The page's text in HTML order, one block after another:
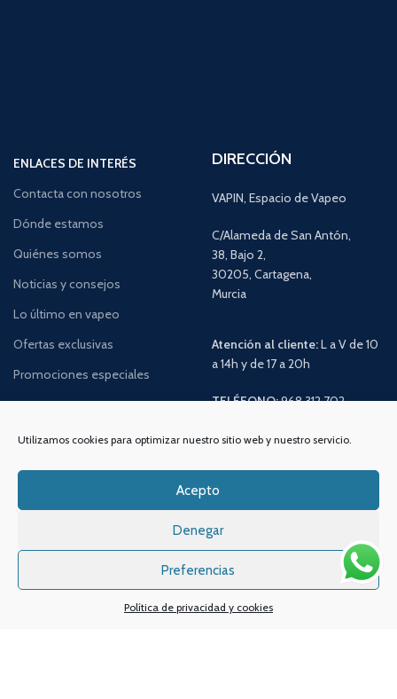
Utilizamos cookies para optimizar nuestro sitio web y nuestro servicio.
Acepto
Denegar
Preferencias
Política de privacidad y cookies
ENLACES DE INTERÉS
Contacta con nosotros
Dónde estamos
Quiénes somos
Noticias y consejos
Lo último en vapeo
Ofertas exclusivas
Promociones especiales
DIRECCIÓN
VAPIN, Espacio de Vapeo
C/Alameda de San Antón,
38, Bajo 2,
30205, Cartagena,
Murcia
Atención al cliente:L a V de 10
a 14h y de 17 a 20h
TELÉFONO:968 312 702
Email:info@vapeo.es